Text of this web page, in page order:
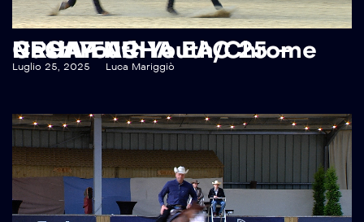
RECAP NRHA EAC 25 – NRHA EAC Youth/Chrome Cash Youth
Luglio 25, 2025 Luca Mariggiò